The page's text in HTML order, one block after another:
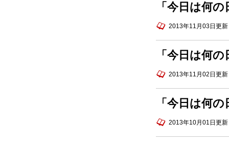
「今日は何
2013年11月03日更新
「今日は何
2013年11月02日更新
「今日は何
2013年10月01日更新